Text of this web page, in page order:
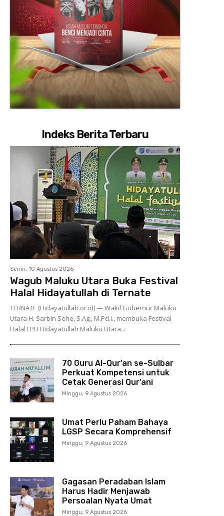
Indeks Berita Terbaru
Senin, 10 Agustus 2026
Wagub Maluku Utara Buka Festival
Halal Hidayatullah di Ternate
TERNATE (Hidayatullah.or.id) — Wakil Gubernur Maluku
Utara H. Sarbin Sehe, S.Ag., M.Pd.I., membuka Festival
Halal LPH Hidayatullah Maluku Utara...
70 Guru Al-Qur’an se-Sulbar
Perkuat Kompetensi untuk
Cetak Generasi Qur’ani
Minggu, 9 Agustus 2026
Umat Perlu Paham Bahaya
LGSP Secara Komprehensif
Minggu, 9 Agustus 2026
Gagasan Peradaban Islam
Harus Hadir Menjawab
Persoalan Nyata Umat
Minggu, 9 Agustus 2026